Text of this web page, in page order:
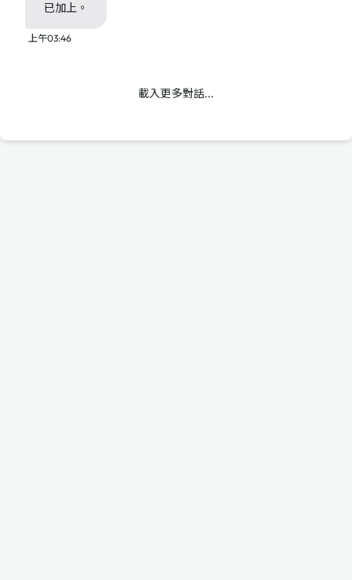
已加上。
上午03:46
載入更多對話...